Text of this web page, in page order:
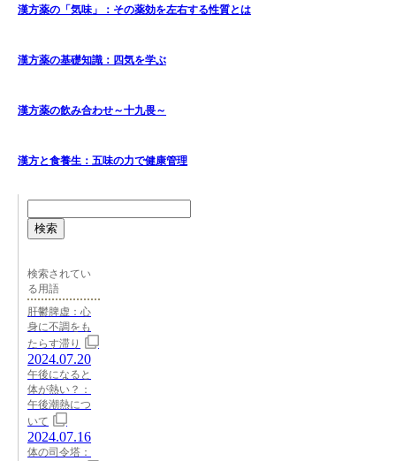
漢方薬の「気味」：その薬効を左右する性質とは
漢方薬の基礎知識：四気を学ぶ
漢方薬の飲み合わせ～十九畏～
漢方と食養生：五味の力で健康管理
検索
検索されてい
る用語
肝鬱脾虚：心
身に不調をも
たらす滞り
2024.07.20
午後になると
体が熱い？：
午後潮熱につ
いて
2024.07.16
体の司令塔：